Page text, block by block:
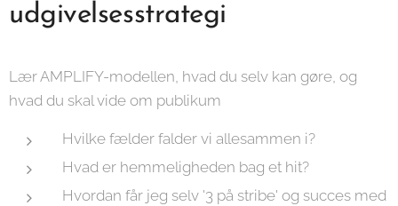
udgivelsesstrategi
Lær AMPLIFY-modellen, hvad du selv kan gøre, og
hvad du skal vide om publikum
Hvilke fælder falder vi allesammen i?
Hvad er hemmeligheden bag et hit?
Hvordan får jeg selv '3 på stribe' og succes med